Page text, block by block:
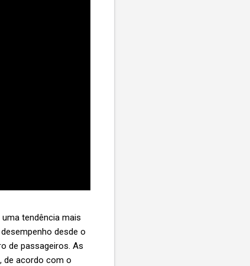
tendência mais
desde o
de passageiros. As
de acordo com o